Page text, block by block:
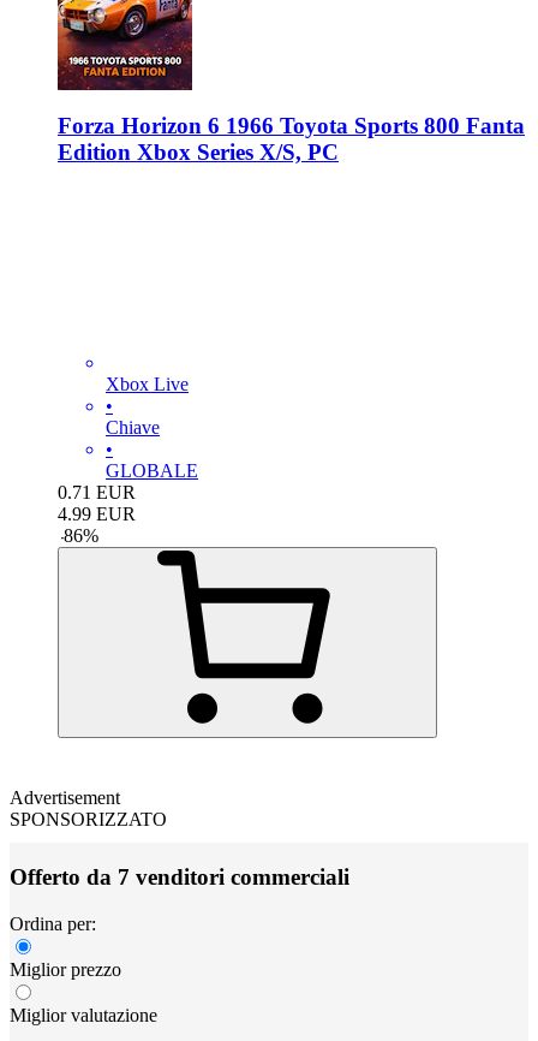
Forza Horizon 6 1966 Toyota Sports 800 Fanta
Edition Xbox Series X/S, PC
Xbox Live
•
Chiave
•
GLOBALE
0.71 EUR
4.99 EUR
-86%
Advertisement
SPONSORIZZATO
Offerto da 7 venditori commerciali
Ordina per:
Miglior prezzo
Miglior valutazione